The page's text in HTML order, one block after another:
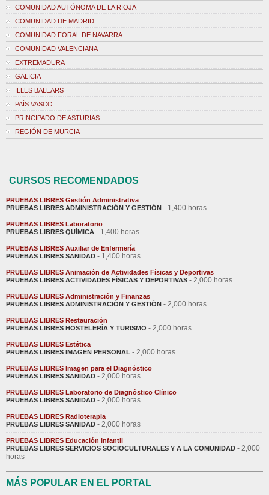
COMUNIDAD AUTÓNOMA DE LA RIOJA
COMUNIDAD DE MADRID
COMUNIDAD FORAL DE NAVARRA
COMUNIDAD VALENCIANA
EXTREMADURA
GALICIA
ILLES BALEARS
PAÍS VASCO
PRINCIPADO DE ASTURIAS
REGIÓN DE MURCIA
CURSOS RECOMENDADOS
PRUEBAS LIBRES Gestión Administrativa
PRUEBAS LIBRES ADMINISTRACIÓN Y GESTIÓN - 1,400 horas
PRUEBAS LIBRES Laboratorio
PRUEBAS LIBRES QUÍMICA - 1,400 horas
PRUEBAS LIBRES Auxiliar de Enfermería
PRUEBAS LIBRES SANIDAD - 1,400 horas
PRUEBAS LIBRES Animación de Actividades Físicas y Deportivas
PRUEBAS LIBRES ACTIVIDADES FÍSICAS Y DEPORTIVAS - 2,000 horas
PRUEBAS LIBRES Administración y Finanzas
PRUEBAS LIBRES ADMINISTRACIÓN Y GESTIÓN - 2,000 horas
PRUEBAS LIBRES Restauración
PRUEBAS LIBRES HOSTELERÍA Y TURISMO - 2,000 horas
PRUEBAS LIBRES Estética
PRUEBAS LIBRES IMAGEN PERSONAL - 2,000 horas
PRUEBAS LIBRES Imagen para el Diagnóstico
PRUEBAS LIBRES SANIDAD - 2,000 horas
PRUEBAS LIBRES Laboratorio de Diagnóstico Clínico
PRUEBAS LIBRES SANIDAD - 2,000 horas
PRUEBAS LIBRES Radioterapia
PRUEBAS LIBRES SANIDAD - 2,000 horas
PRUEBAS LIBRES Educación Infantil
PRUEBAS LIBRES SERVICIOS SOCIOCULTURALES Y A LA COMUNIDAD - 2,000
horas
MÁS POPULAR EN EL PORTAL